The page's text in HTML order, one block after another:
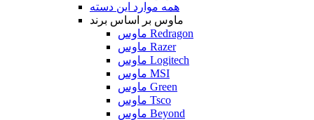
همه موارد این دسته
ماوس بر اساس برند
ماوس Redragon
ماوس Razer
ماوس Logitech
ماوس MSI
ماوس Green
ماوس Tsco
ماوس Beyond